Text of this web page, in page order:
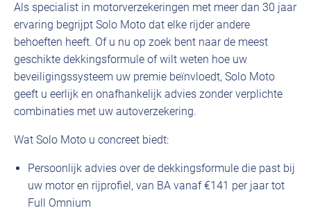
Als specialist in motorverzekeringen met meer dan 30 jaar
ervaring begrijpt Solo Moto dat elke rijder andere
behoeften heeft. Of u nu op zoek bent naar de meest
geschikte dekkingsformule of wilt weten hoe uw
beveiligingssysteem uw premie beïnvloedt, Solo Moto
geeft u eerlijk en onafhankelijk advies zonder verplichte
combinaties met uw autoverzekering.
Wat Solo Moto u concreet biedt:
Persoonlijk advies over de dekkingsformule die past bij
uw motor en rijprofiel, van BA vanaf €141 per jaar tot
Full Omnium